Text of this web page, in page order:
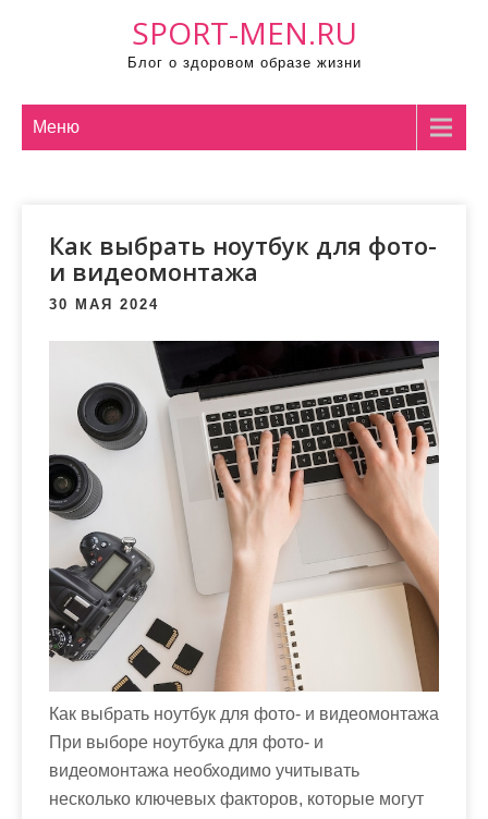
SPORT-MEN.RU
Блог о здоровом образе жизни
Меню
Как выбрать ноутбук для фото-
и видеомонтажа
30 МАЯ 2024
Как выбрать ноутбук для фото- и видеомонтажа
При выборе ноутбука для фото- и
видеомонтажа необходимо учитывать
несколько ключевых факторов, которые могут